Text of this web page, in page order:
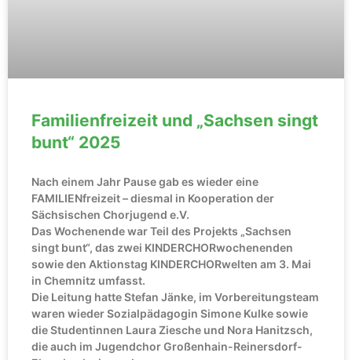
Familienfreizeit und „Sachsen singt
bunt“ 2025
Nach einem Jahr Pause gab es wieder eine
FAMILIENfreizeit – diesmal in Kooperation der
Sächsischen Chorjugend e.V.
Das Wochenende war Teil des Projekts „Sachsen
singt bunt“, das zwei KINDERCHORwochenenden
sowie den Aktionstag KINDERCHORwelten am 3. Mai
in Chemnitz umfasst.
Die Leitung hatte Stefan Jänke, im Vorbereitungsteam
waren wieder Sozialpädagogin Simone Kulke sowie
die Studentinnen Laura Ziesche und Nora Hanitzsch,
die auch im Jugendchor Großenhain-Reinersdorf-